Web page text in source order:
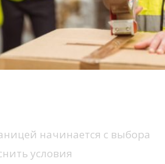
начинается с выбора
условия